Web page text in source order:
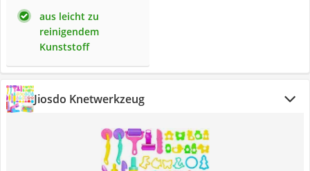
aus leicht zu
reinigendem
Kunststoff
Jiosdo Knetwerkzeug